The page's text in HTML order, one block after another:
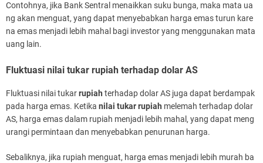
Contohnya, jika Bank Sentral menaikkan suku bunga, maka mata ua
ng akan menguat, yang dapat menyebabkan harga emas turun kare
na emas menjadi lebih mahal bagi investor yang menggunakan mata
uang lain.
Fluktuasi nilai tukar rupiah terhadap dolar AS
Fluktuasi nilai tukarrupiah terhadap dolar AS juga dapat berdampak
pada harga emas. Ketika nilai tukar rupiah melemah terhadap dolar
AS, harga emas dalam rupiah menjadi lebih mahal, yang dapat meng
urangi permintaan dan menyebabkan penurunan harga.
Sebaliknya, jika rupiah menguat, harga emas menjadi lebih murah ba